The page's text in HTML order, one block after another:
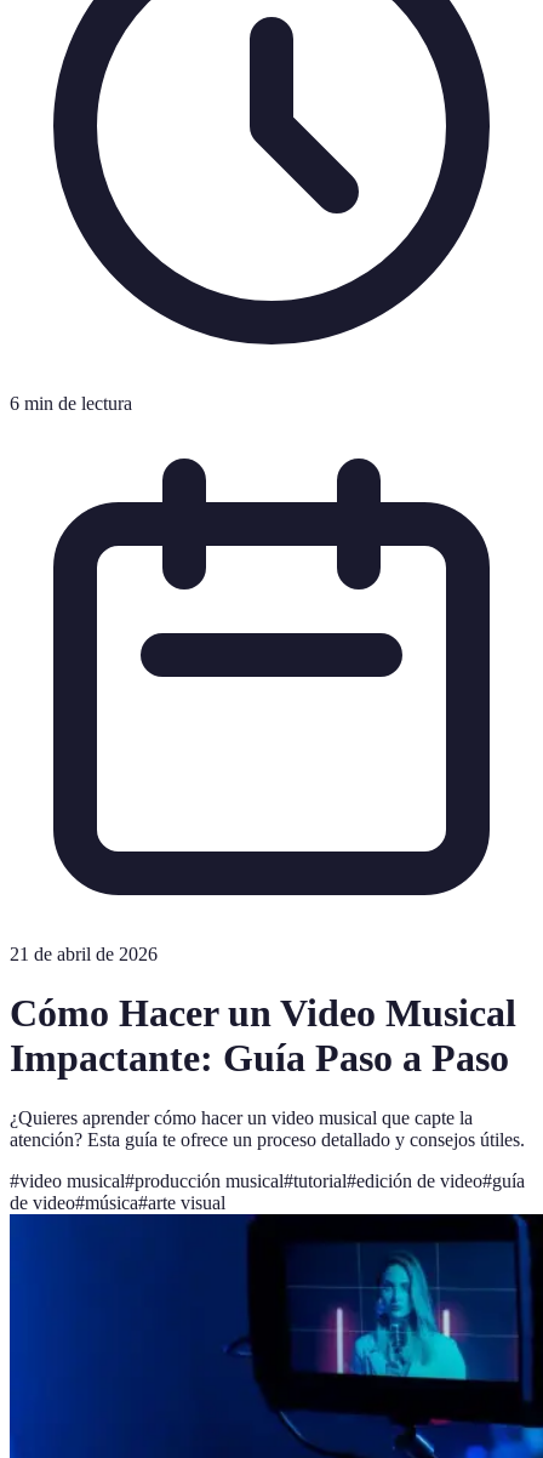
6 min de lectura
21 de abril de 2026
Cómo Hacer un Video Musical
Impactante: Guía Paso a Paso
¿Quieres aprender cómo hacer un video musical que capte la
atención? Esta guía te ofrece un proceso detallado y consejos útiles.
#video musical#producción musical#tutorial#edición de video#guía
de video#música#arte visual